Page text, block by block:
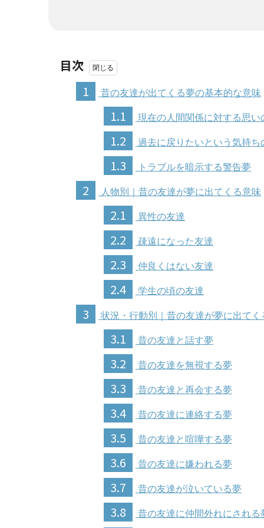
目次
1
昔の友達が出てくる夢の基本的な意味
1.1 現在の人間関係に対する思い
1.2 過去に戻りたいという気持ち
1.3 トラブルを暗示する警告夢
2 人物別｜昔の友達が夢に出てくる意味
2.1 異性の友達
2.2 疎遠になった友達
2.3 仲良くはない友達
2.4 学生の頃の友達
3 状況・行動別｜昔の友達が夢に出てく
3.1 昔の友達と話す夢
3.2 昔の友達を無視する夢
3.3 昔の友達と再会する夢
3.4 昔の友達に連絡する夢
3.5 昔の友達と喧嘩する夢
3.6 昔の友達に嫌われる夢
3.7 昔の友達が泣いている夢
3.8 昔の友達に仲間外れにされる